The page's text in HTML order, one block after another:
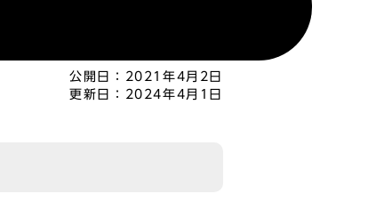
公開日：
2021年4月2日
更新日：
2024年4月1日